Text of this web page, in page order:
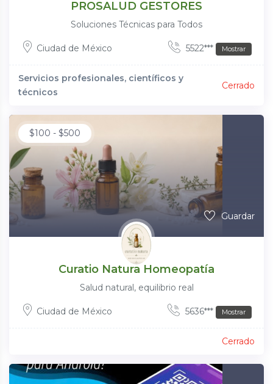
PROSALUD GESTORES
Soluciones Técnicas para Todos
Ciudad de México 5522*** Mostrar
Servicios profesionales, científicos y
técnicos
Cerrado
$100 - $500
Guardar
Curatio Natura Homeopatía
Salud natural, equilibrio real
Ciudad de México 5636*** Mostrar
Cerrado